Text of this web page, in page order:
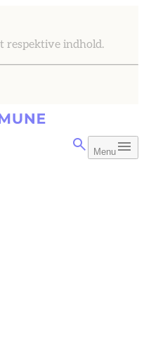
respektive indhold.
Menu